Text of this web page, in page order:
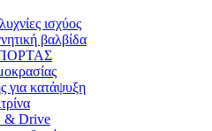
ισχύος
βαλβίδα
για κατάψυξη
& Drive